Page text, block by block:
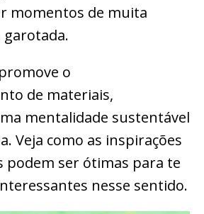
momentos de muita
garotada.
o
de materiais,
mentalidade sustentável
Veja como as inspirações
podem ser ótimas para te
nesse sentido.